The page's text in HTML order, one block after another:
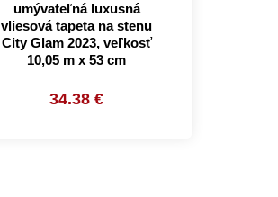
umývateľná luxusná
vliesová tapeta na stenu
City Glam 2023, veľkosť
10,05 m x 53 cm
34.38 €